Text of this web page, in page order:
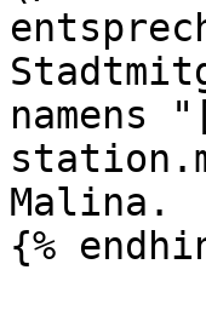
Malina.
{%